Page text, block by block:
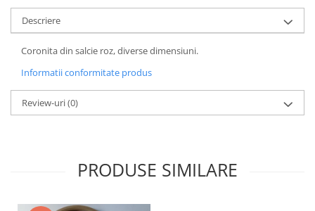
Descriere
Coronita din salcie roz, diverse dimensiuni.
Informatii conformitate produs
Review-uri(0)
PRODUSE SIMILARE